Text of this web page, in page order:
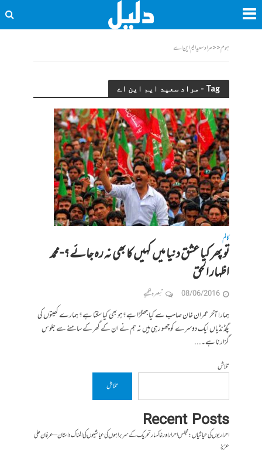
ہوم<<مراد سعید ایم این اے
Tag - مراد سعید ایم این اے
کالم
تو پھر کیا عشق دنیا میں کہیں کا بھی نہ رہ جائے؟-محمد
اظہار الحق
08/06/2016 تبصرہ لکھیے
ہمارا آخر عمران خان صاحب سے کیا جھگڑا ہے؟ ہو بھی کیا سکتا ہے؟ ہمارے کھیتوں کی
پگڈنڈیاں ایک دوسرے کو چھو رہی ہیں نہ ہم نے ان کے گھر کے سامنے سے جلوس
گزارنا ہے۔...
تلاش
تلاش
Recent Posts
احراریوں کی عیاشیاں : مجلس احرار اور خاکسار تحریک کے سربراہوں کی عیاشیوں کی المناک داستان – عرفان علی
عزیز